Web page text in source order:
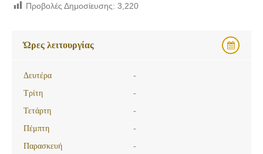
Προβολές Δημοσίευσης: 3,220
Ώρες λειτουργίας
Δευτέρα
-
Τρίτη
-
Τετάρτη
-
Πέμπτη
-
Παρασκευή
-